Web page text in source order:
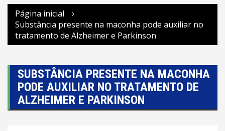
Página inicial
Substância presente na maconha pode auxiliar no
tratamento de Alzheimer e Parkinson
SUBSTÂNCIA PRESENTE NA MACONHA
PODE AUXILIAR NO TRATAMENTO DE
ALZHEIMER E PARKINSON